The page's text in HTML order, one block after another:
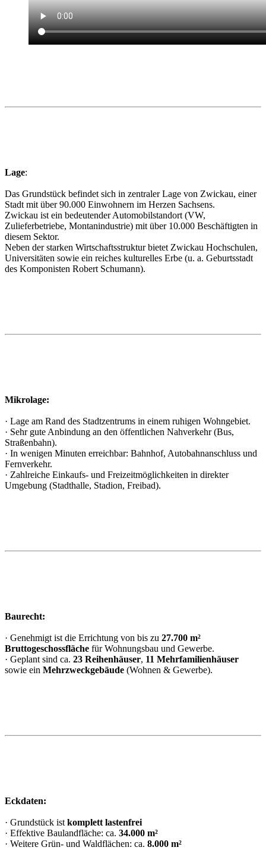
Lage:
Das Grundstück befindet sich in zentraler Lage von Zwickau, einer
Stadt mit über 90.000 Einwohnern im Herzen Sachsens.
Zwickau ist ein bedeutender Automobilstandort (VW,
Zulieferbetriebe, Montanindustrie) mit über 10.000 Beschäftigten in
diesem Sektor.
Neben der starken Wirtschaftsstruktur bietet Zwickau Hochschulen,
Universitäten sowie ein reiches kulturelles Erbe (u. a. Geburtsstadt
des Komponisten Robert Schumann).
Mikrolage:
· Lage am Rand des Stadtzentrums in einem ruhigen Wohngebiet.
· Sehr gute Anbindung an den öffentlichen Nahverkehr (Bus,
Straßenbahn).
· In wenigen Minuten erreichbar: Bahnhof, Autobahnanschluss und
Fernverkehr.
· Zahlreiche Einkaufs- und Freizeitmöglichkeiten in direkter
Umgebung (Stadthalle, Stadion, Freibad).
Baurecht:
· Genehmigt ist die Errichtung von bis zu 27.700 m²
Bruttogeschossfläche für Wohnungsbau und Gewerbe.
· Geplant sind ca. 23 Reihenhäuser, 11 Mehrfamilienhäuser
sowie ein Mehrzweckgebäude (Wohnen & Gewerbe).
Eckdaten:
· Grundstück istkomplett lastenfrei
· Effektive Baulandfläche: ca. 34.000 m²
· Weitere Grün- und Waldflächen: ca. 8.000 m²